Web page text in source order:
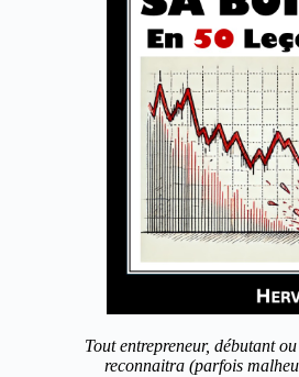
Tout entrepreneur, débutant
reconnaitra (parfois